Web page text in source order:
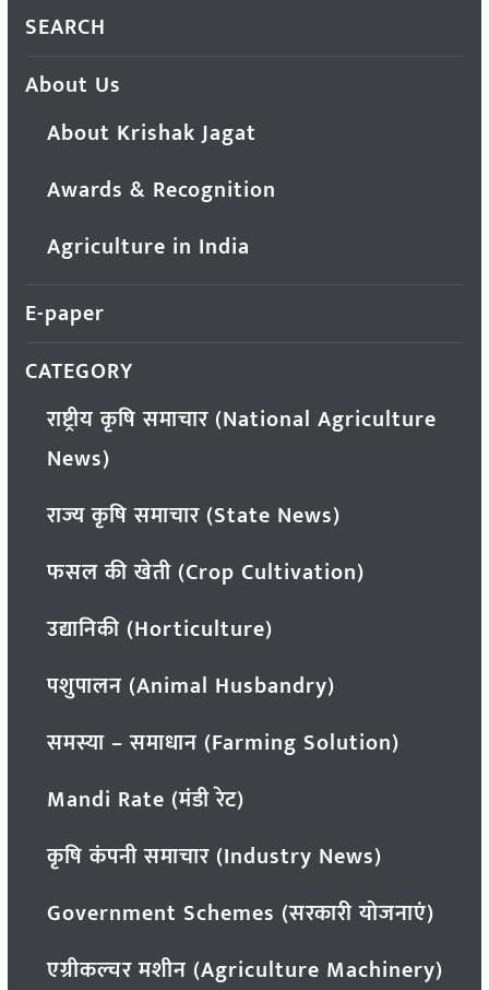
SEARCH
About Us
About Krishak Jagat
Awards & Recognition
Agriculture in India
E-paper
CATEGORY
राष्ट्रीय कृषि समाचार (National Agriculture
News)
राज्य कृषि समाचार (State News)
फसल की खेती (Crop Cultivation)
उद्यानिकी (Horticulture)
पशुपालन (Animal Husbandry)
समस्या – समाधान (Farming Solution)
Mandi Rate (मंडी रेट)
कृषि कंपनी समाचार (Industry News)
Government Schemes (सरकारी योजनाएं)
एग्रीकल्चर मशीन (Agriculture Machinery)